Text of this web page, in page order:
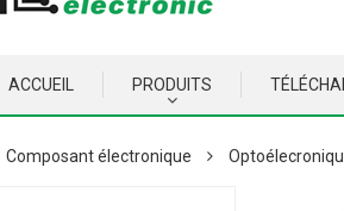
ACCUEIL PRODUITS
Composant électronique